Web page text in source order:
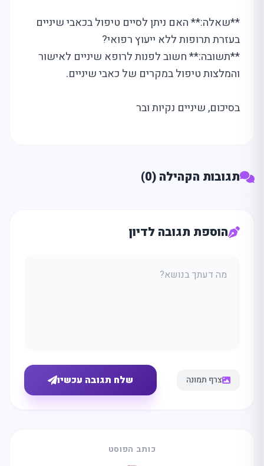
מחפשים
**שאלה:** האם ניתן לסיים טיפול בכאבי שיניים
בעזרת תרופות ללא ייעוץ רפואי?
**תשובה:** חשוב לפנות לרופא שיניים לאישור
והמלצות טיפול במקרים של כאבי שיניים.
בסיכום, שיניים נקיות ובר
תגובות הקהילה (0)
הוספת תגובה לדיון
צרף תמונה שלח תגובה עכשיו
כותב הפוסט